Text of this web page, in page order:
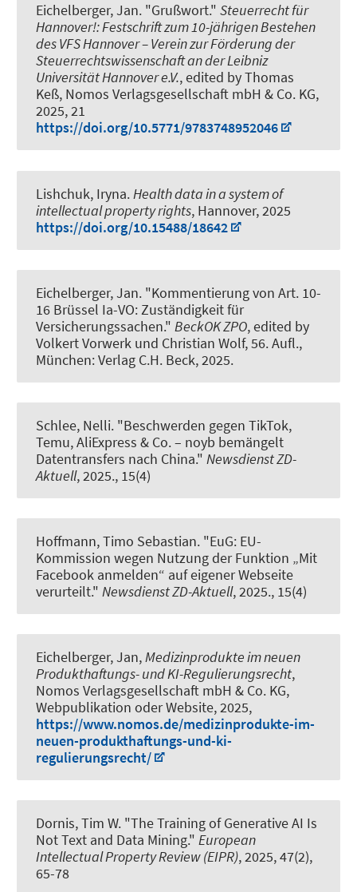
Eichelberger, Jan. "Grußwort." Steuerrecht für
Hannover!: Festschrift zum 10-jährigen Bestehen
des VFS Hannover – Verein zur Förderung der
Steuerrechtswissenschaft an der Leibniz
Universität Hannover e.V., edited by Thomas
Keß, Nomos Verlagsgesellschaft mbH & Co. KG,
2025, 21
https://doi.org/10.5771/9783748952046
Lishchuk, Iryna. Health data in a system of
intellectual property rights, Hannover, 2025
https://doi.org/10.15488/18642
Eichelberger, Jan. "Kommentierung von Art. 10-
16 Brüssel Ia-VO: Zuständigkeit für
Versicherungssachen." BeckOK ZPO, edited by
Volkert Vorwerk und Christian Wolf, 56. Aufl.,
München: Verlag C.H. Beck, 2025.
Schlee, Nelli. "Beschwerden gegen TikTok,
Temu, AliExpress & Co. – noyb bemängelt
Datentransfers nach China." Newsdienst ZD-
Aktuell, 2025., 15(4)
Hoffmann, Timo Sebastian. "EuG: EU-
Kommission wegen Nutzung der Funktion „Mit
Facebook anmelden“ auf eigener Webseite
verurteilt." Newsdienst ZD-Aktuell, 2025., 15(4)
Eichelberger, Jan,Medizinprodukte im neuen
Produkthaftungs- und KI-Regulierungsrecht,
Nomos Verlagsgesellschaft mbH & Co. KG,
Webpublikation oder Website, 2025,
https://www.nomos.de/medizinprodukte-im-
neuen-produkthaftungs-und-ki-
regulierungsrecht/
Dornis, Tim W. "The Training of Generative AI Is
Not Text and Data Mining." European
Intellectual Property Review (EIPR), 2025, 47(2),
65-78